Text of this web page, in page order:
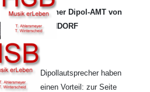
Kleiner Dipol-AMT von
MUNDORF
Dipollautsprecher haben
einen Vorteil: zur Seite